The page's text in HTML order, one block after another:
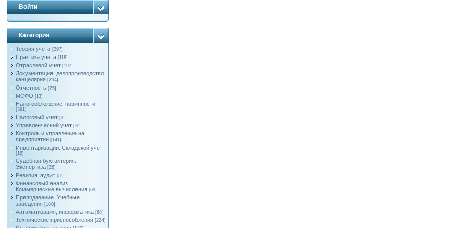
Войти
Категория
Теория учета [297]
Практика учета [118]
Отраслевой учет [197]
Документация, делопроизводство,
канцелярия [234]
Отчетность [75]
МСФО [13]
Налогообложение, повинности
[391]
Налоговый учет [3]
Управленческий учет [31]
Контроль и управление на
предприятии [141]
Инвентаризации. Складской учет
[18]
Судебная бухгалтерия.
Экспертиза [26]
Ревизия, аудит [51]
Финансовый анализ.
Коммерческие вычисления [69]
Преподавание. Учебные
заведения [180]
Автоматизация, информатика [68]
Технические приспособления [224]